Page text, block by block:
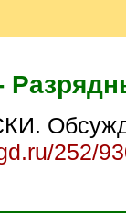
252/